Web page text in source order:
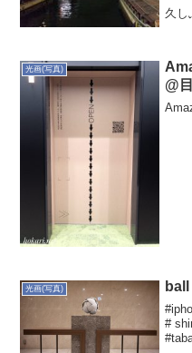
久し
光画(写真)
@
光画(写真)
#